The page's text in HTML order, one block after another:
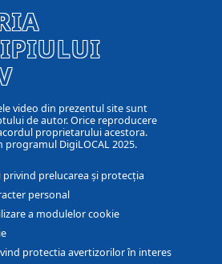
video din prezentul site sunt
de autor. Orice reproducere
proprietarului acestora.
programul DigiLOCAL 2025.
privind prelucarea și protecția
personal
a modulelor cookie
protectia avertizorilor în interes